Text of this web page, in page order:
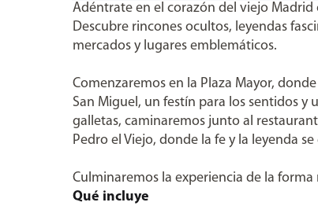
Adéntrate en el corazón del viejo
Descubre rincones ocultos, leyendas
mercados y lugares emblemáticos.
Comenzaremos en la Plaza Mayor,
San Miguel, un festín para los sentidos
galletas, caminaremos junto al
Pedro el Viejo, donde la fe y la leyenda
Culminaremos la experiencia de la
Qué incluye